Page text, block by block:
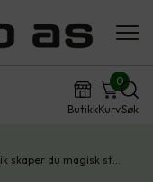
ButikkKurv
0
Søk
skaper du magisk st…